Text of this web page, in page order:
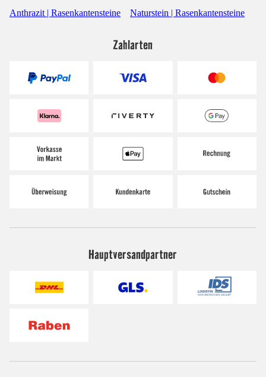
Anthrazit | Rasenkantensteine Naturstein | Rasenkantensteine
Zahlarten
Hauptversandpartner